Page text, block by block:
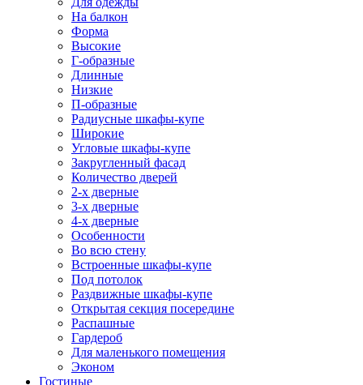
На балкон
Форма
Высокие
Г-образные
Длинные
Низкие
П-образные
Радиусные шкафы-купе
Широкие
Угловые шкафы-купе
Закругленный фасад
Количество дверей
2-х дверные
3-х дверные
4-х дверные
Особенности
Во всю стену
Встроенные шкафы-купе
Под потолок
Раздвижные шкафы-купе
Открытая секция посередине
Распашные
Гардероб
Для маленького помещения
Эконом
Гостиные